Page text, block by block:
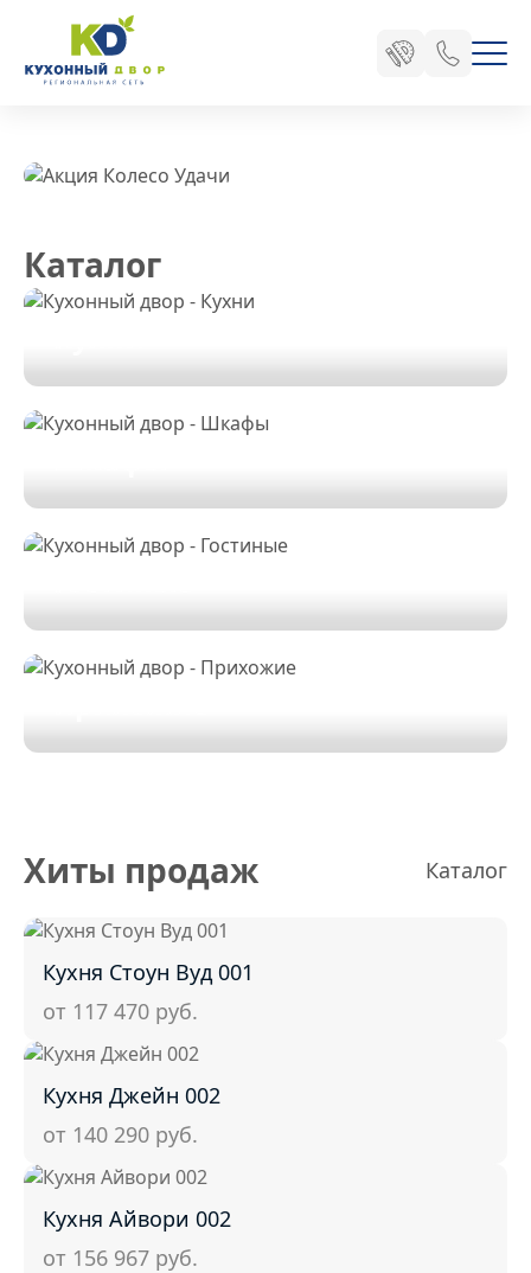
Каталог
Каталог
Хиты продаж Каталог
Кухня Стоун Вуд 001
от 117 470 руб.
Кухня Джейн 002
от 140 290 руб.
Кухня Айвори 002
от 156 967 руб.